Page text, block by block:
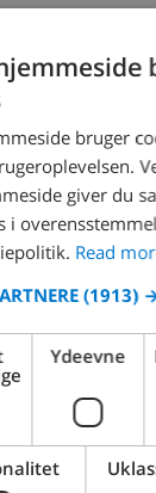
ikke
bruger
giver du
i
Read
(1913)
Ydeevne